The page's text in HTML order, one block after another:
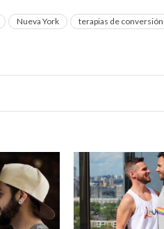
Nueva York terapias de conversión